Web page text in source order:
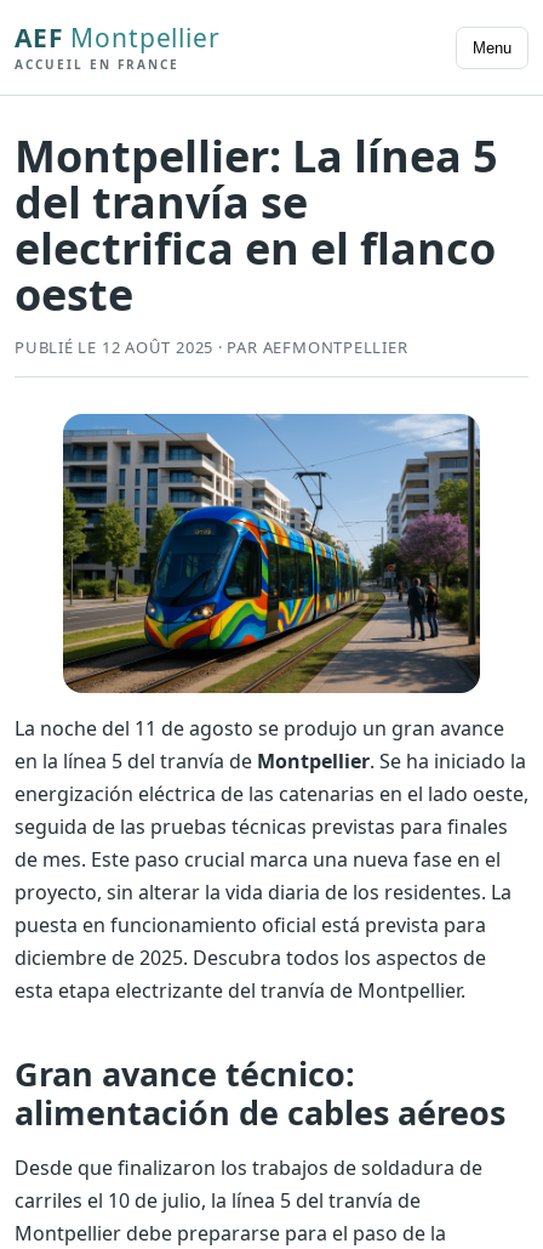
AEF Montpellier
ACCUEIL EN FRANCE
Menu
Montpellier: La línea 5
del tranvía se
electrifica en el flanco
oeste
PUBLIÉ LE 12 AOÛT 2025 · PAR AEFMONTPELLIER
La noche del 11 de agosto se produjo un gran avance
en la línea 5 del tranvía de Montpellier. Se ha iniciado la
energización eléctrica de las catenarias en el lado oeste,
seguida de las pruebas técnicas previstas para finales
de mes. Este paso crucial marca una nueva fase en el
proyecto, sin alterar la vida diaria de los residentes. La
puesta en funcionamiento oficial está prevista para
diciembre de 2025. Descubra todos los aspectos de
esta etapa electrizante del tranvía de Montpellier.
Gran avance técnico:
alimentación de cables aéreos
Desde que finalizaron los trabajos de soldadura de
carriles el 10 de julio, la línea 5 del tranvía de
Montpellier debe prepararse para el paso de la